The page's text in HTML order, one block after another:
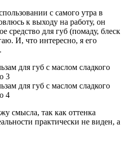
с самого утра в
к выходу на работу, он
средство для губ (помаду, блеск
И, что интересно, я его
смысла, так как оттенка
практически не виден, а